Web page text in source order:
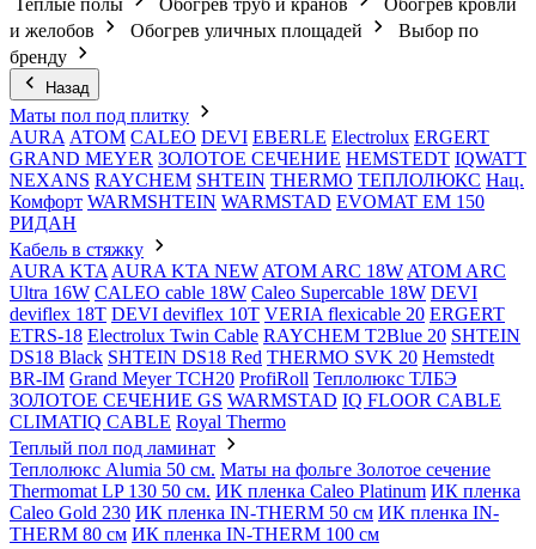
Теплые полы Обогрев труб и кранов
Обогрев кровли
и желобов
Обогрев уличных площадей
Выбор по
бренду
Назад
Маты пол под плитку
AURA АТОМ CALEO DEVI EBERLE Electrolux ERGERT
GRAND MEYER ЗОЛОТОЕ СЕЧЕНИЕ HEMSTEDT IQWATT
NEXANS RAYCHEM SHTEIN THERMO ТЕПЛОЛЮКС Нац.
Комфорт WARMSHTEIN WARMSTAD EVOMAT EM 150
РИДАН
Кабель в стяжку
AURA KTA AURA KTA NEW ATOM ARC 18W ATOM ARC
Ultra 16W CALEO cable 18W Caleo Supercable 18W DEVI
deviflex 18T DEVI deviflex 10T VERIA flexicable 20 ERGERT
ETRS-18 Electrolux Twin Cable RAYCHEM T2Blue 20 SHTEIN
DS18 Black SHTEIN DS18 Red THERMO SVK 20 Hemstedt
BR-IM Grand Meyer TCH20 ProfiRoll Теплолюкс ТЛБЭ
ЗОЛОТОЕ СЕЧЕНИЕ GS WARMSTAD IQ FLOOR CABLE
CLIMATIQ CABLE Royal Thermo
Теплый пол под ламинат
Теплолюкс Alumia 50 см. Маты на фольге Золотое сечение
Thermomat LP 130 50 cм. ИК пленка Caleo Platinum ИК пленка
Caleo Gold 230 ИК пленка IN-THERM 50 см ИК пленка IN-
THERM 80 см ИК пленка IN-THERM 100 см